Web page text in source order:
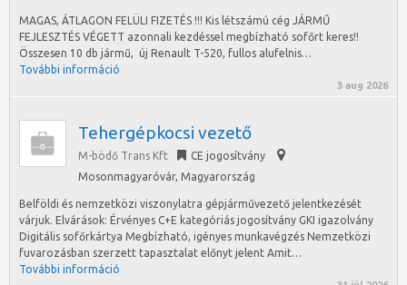
MAGAS, ÁTLAGON FELÜLI FIZETÉS !!! Kis létszámú cég JÁRMŰ
FEJLESZTÉS VÉGETT azonnali kezdéssel megbízható sofőrt keres!!
Összesen 10 db jármű, új Renault T-520, fullos alufelnis…
További információ
3 aug 2026
Tehergépkocsi vezető
M-bödő Trans Kft
CE jogosítvány
Mosonmagyaróvár, Magyarország
Belföldi és nemzetközi viszonylatra gépjárművezető jelentkezését
várjuk. Elvárások: Érvényes C+E kategóriás jogosítvány GKI igazolvány
Digitális sofőrkártya Megbízható, igényes munkavégzés Nemzetközi
fuvarozásban szerzett tapasztalat előnyt jelent Amit…
További információ